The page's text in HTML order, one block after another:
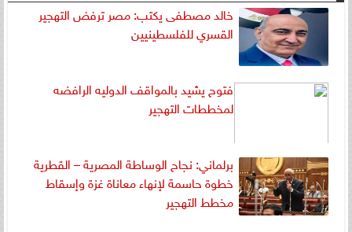
خالد مصطفى يكتب: مصر ترفض التهجير
القسري للفلسطينيين
فتوح يشيد بالمواقف الدوليه الرافضه
لمخططات التهجير
برلماني: نجاح الوساطة المصرية – القطرية
خطوة حاسمة لإنهاء معاناة غزة وإسقاط
مخطط التهجير